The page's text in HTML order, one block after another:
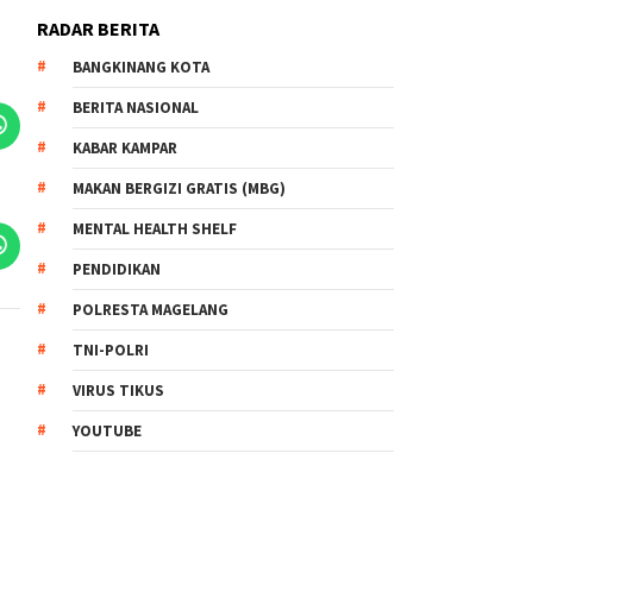
RADAR BERITA
BANGKINANG KOTA
BERITA NASIONAL
KABAR KAMPAR
MAKAN BERGIZI GRATIS (MBG)
MENTAL HEALTH SHELF
PENDIDIKAN
POLRESTA MAGELANG
TNI-POLRI
VIRUS TIKUS
YOUTUBE